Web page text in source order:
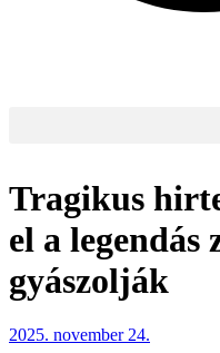
Tragikus
el a legendás
gyászolják
2025. november 24.